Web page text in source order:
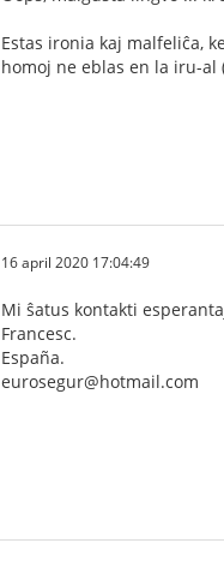
Estas ironia kaj malfeliĉa,
homoj ne eblas en la iru-al
16 april 2020 17:04:49
Mi ŝatus kontakti
Francesc.
España.
eurosegur@hotmail.com